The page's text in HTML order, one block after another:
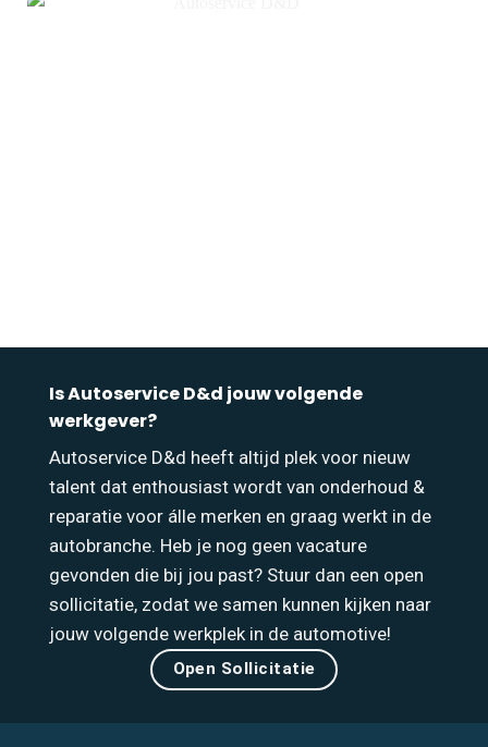
Is Autoservice D&d jouw volgende
werkgever?
Autoservice D&d heeft altijd plek voor nieuw
talent dat enthousiast wordt van onderhoud &
reparatie voor álle merken en graag werkt in de
autobranche. Heb je nog geen vacature
gevonden die bij jou past? Stuur dan een open
sollicitatie, zodat we samen kunnen kijken naar
jouw volgende werkplek in de automotive!
Open Sollicitatie